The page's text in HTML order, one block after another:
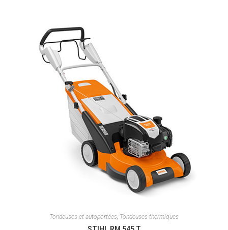
Tondeuses et autoportées, Tondeuses thermiques